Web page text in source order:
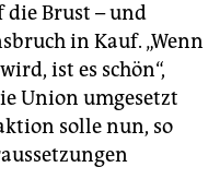
die Brust – und
in Kauf. „Wenn
ist es schön“,
Union umgesetzt
solle nun, so